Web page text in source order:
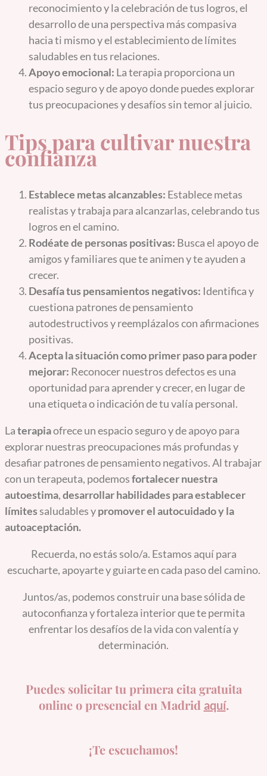
reconocimiento y la celebración de tus logros, el
desarrollo de una perspectiva más compasiva
hacia ti mismo y el establecimiento de límites
saludables en tus relaciones.
Apoyo emocional: La terapia proporciona un
espacio seguro y de apoyo donde puedes explorar
tus preocupaciones y desafíos sin temor al juicio.
Tips para cultivar nuestra
confianza
Establece metas alcanzables: Establece metas
realistas y trabaja para alcanzarlas, celebrando tus
logros en el camino.
Rodéate de personas positivas: Busca el apoyo de
amigos y familiares que te animen y te ayuden a
crecer.
Desafía tus pensamientos negativos: Identifica y
cuestiona patrones de pensamiento
autodestructivos y reemplázalos con afirmaciones
positivas.
Acepta la situación como primer paso para poder
mejorar: Reconocer nuestros defectos es una
oportunidad para aprender y crecer, en lugar de
una etiqueta o indicación de tu valía personal.
Laterapiaofrece un espacio seguro y de apoyo para
explorar nuestras preocupaciones más profundas y
desafiar patrones de pensamiento negativos. Al trabajar
con un terapeuta, podemosfortalecer nuestra
autoestima,desarrollar habilidades para establecer
límitessaludables ypromover el autocuidado y la
autoaceptación.
Recuerda, no estás solo/a. Estamos aquí para
escucharte, apoyarte y guiarte en cada paso del camino.
Juntos/as, podemos construir una base sólida de
autoconfianza y fortaleza interior que te permita
enfrentar los desafíos de la vida con valentía y
determinación.
Puedes solicitar tu primera cita gratuita
onlineo presencial en Madrid aquí.
¡Te escuchamos!